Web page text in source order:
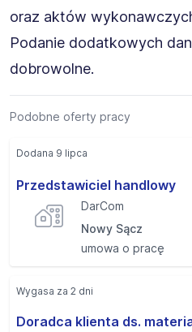
oraz aktów
Podanie dodatkowych
dobrowolne.
Podobne oferty pracy
Przedstawiciel handlowy
DarCom
Nowy Sącz
umowa o pracę
Dodana 9 lipca
Doradca klienta ds.
Wygasa za 2 dni